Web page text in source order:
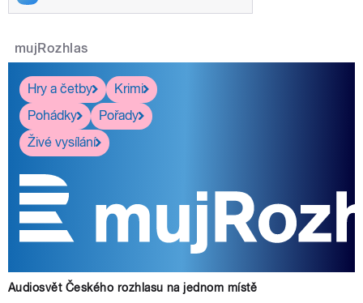
mujRozhlas
Hry a četby
Krimi
Pohádky
Pořady
Živé vysílání
Audiosvět Českého rozhlasu na jednom místě